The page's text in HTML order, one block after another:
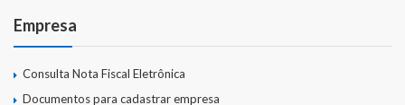
Empresa
Consulta Nota Fiscal Eletrônica
Documentos para cadastrar empresa